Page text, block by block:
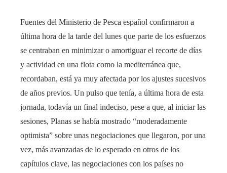
Fuentes del Ministerio de Pesca español confirmaron a
última hora de la tarde del lunes que parte de los esfuerzos
se centraban en minimizar o amortiguar el recorte de días
y actividad en una flota como la mediterránea que,
recordaban, está ya muy afectada por los ajustes sucesivos
de años previos. Un pulso que tenía, a última hora de esta
jornada, todavía un final indeciso, pese a que, al iniciar las
sesiones, Planas se había mostrado “moderadamente
optimista” sobre unas negociaciones que llegaron, por una
vez, más avanzadas de lo esperado en otros de los
capítulos clave, las negociaciones con los países no